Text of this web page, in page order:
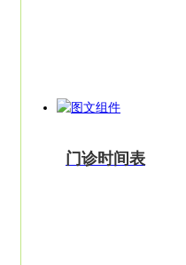
门诊时间表